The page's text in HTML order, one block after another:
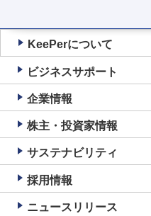
KeePerについて
ビジネスサポート
企業情報
株主・投資家情報
サステナビリティ
採用情報
ニュースリリース